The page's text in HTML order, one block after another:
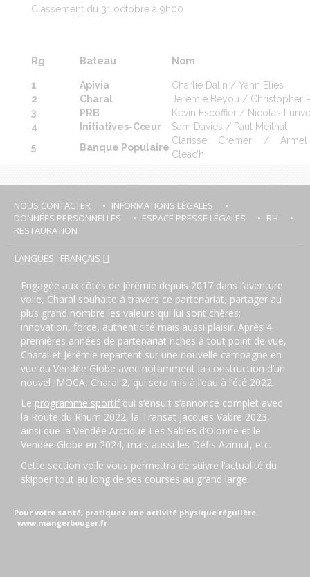
Classement du 31 octobre à 9h00
Rg Bateau Nom
1 Apivia
Charlie Dalin / Yann Elies
2
Charal
Jeremie Beyou / Christopher
3
PRB
Kevin Escoffier / Nicolas
4
Initiatives-Cœur
Sam Davies / Paul Meilhat
5
Banque Populaire
Clarisse Cremer /
Cleac’h
NOUS CONTACTER
INFORMATIONS LÉGALES
DONNÉES PERSONNELLES
ESPACE PRESSE LÉGALES
RH
RESTAURATION
LANGUES : FRANÇAIS
Engagée aux côtés de Jérémie depuis 2017 dans l’aventure
voile, Charal souhaite à travers ce partenariat, partager au
plus grand nombre les valeurs qui lui sont chères:
innovation, force, authenticité mais aussi plaisir. Après 4
premières années de partenariat riches à tout point de vue,
Charal et Jérémie repartent sur une nouvelle campagne en
vue du Vendée Globe avec notamment la construction d’un
nouvel IMOCA, Charal 2, qui sera mis à l’eau à l’été 2022.
Le programme sportifqui s’ensuit s’annonce complet avec :
la Route du Rhum 2022, la Transat Jacques Vabre 2023,
ainsi que la Vendée Arctique Les Sables d’Olonne et le
Vendée Globe en 2024, mais aussi les Défis Azimut, etc.
Cette section voile vous permettra de suivre l’actualité du
skipper tout au long de ses courses au grand large.
Pour votre santé, pratiquez une activité physique régulière.
www.mangerbouger.fr